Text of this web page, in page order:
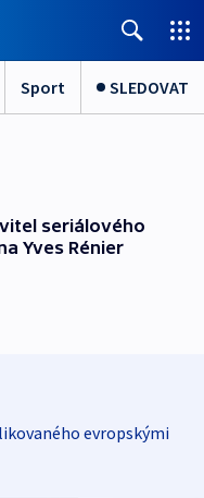
Sport SLEDOVAT
seriálového
Yves Rénier
evropskými